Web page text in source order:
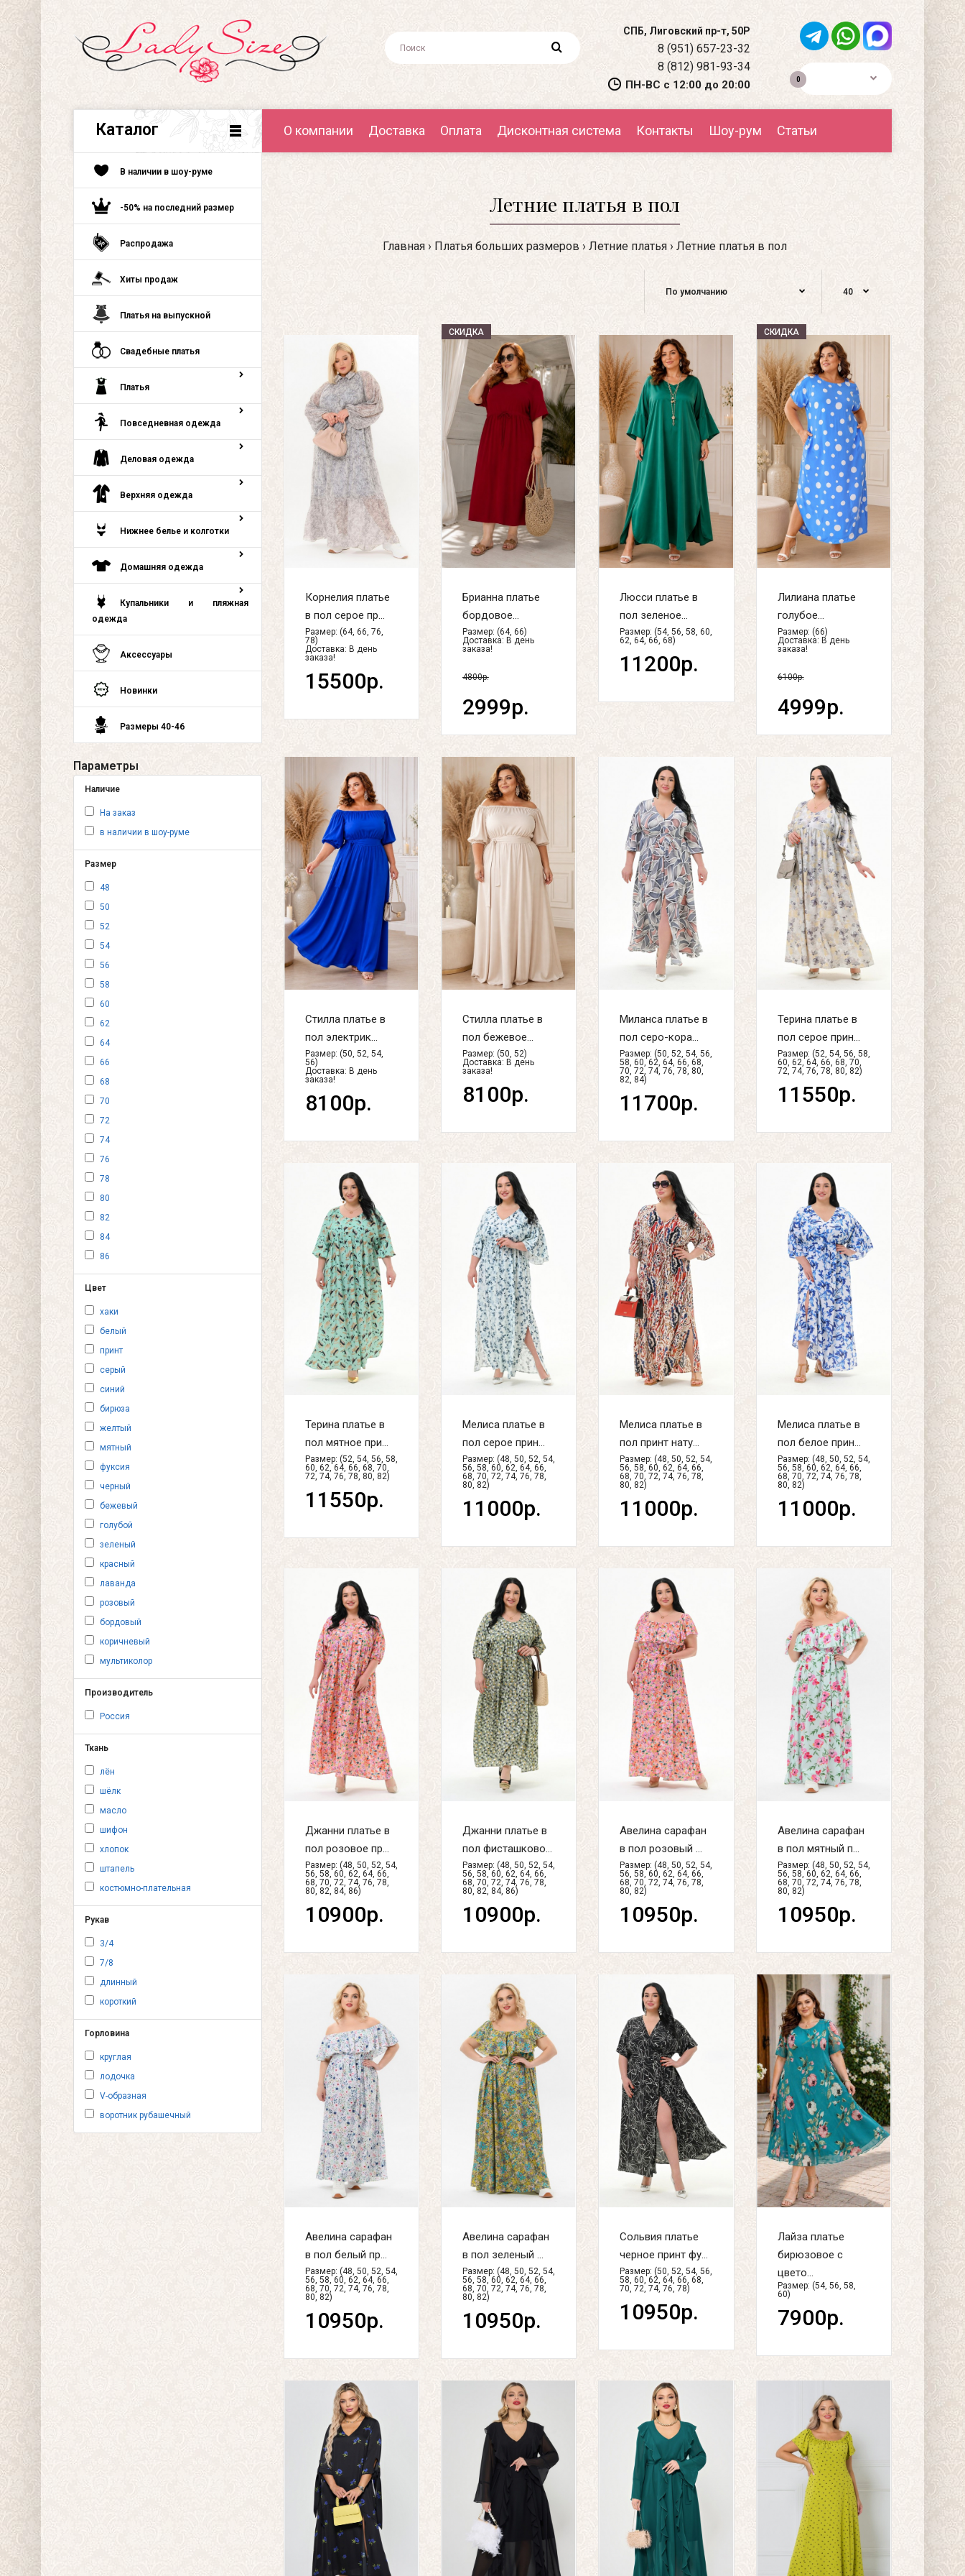
СПБ, Лиговский пр-т, 50Р
8 (951) 657-23-32
8 (812) 981-93-34
ПН-ВС с 12:00 до 20:00 0
Каталог
В наличии в шоу-руме
-50% на последний размер
Распродажа
Хиты продаж
Платья на выпускной
Свадебные платья
Платья
Повседневная одежда
Деловая одежда
Верхняя одежда
Нижнее белье и колготки
Домашняя одежда
Купальники и пляжная
одежда
Аксессуары
Новинки
Размеры 40-46
О компании Доставка Оплата Дисконтная система Контакты Шоу-рум Статьи
Летние платья в пол
Главная Платья больших размеров Летние платья Летние платья в пол
Параметры
Наличие
На заказ
в наличии в шоу-руме
Размер
48
50
52
54
56
58
60
62
64
66
68
70
72
74
76
78
80
82
84
86
Цвет
хаки
белый
принт
серый
синий
бирюза
желтый
мятный
фуксия
черный
бежевый
голубой
зеленый
красный
лаванда
розовый
бордовый
коричневый
мультиколор
Производитель
Россия
Ткань
лён
шёлк
масло
шифон
хлопок
штапель
костюмно-плательная
Рукав
3/4
7/8
длинный
короткий
Горловина
круглая
лодочка
V-образная
воротник рубашечный
Корнелия платье
в пол серое пр...
Размер: (64, 66, 76,
78)
Доставка: В день
заказа!
15500р.
СКИДКА
Брианна платье
бордовое...
Размер: (64, 66)
Доставка: В день
заказа!
4800р.
2999р.
Люсси платье в
пол зеленое...
Размер: (54, 56, 58, 60,
62, 64, 66, 68)
11200р.
СКИДКА
Лилиана платье
голубое...
Размер: (66)
Доставка: В день
заказа!
6100р.
4999р.
Стилла платье в
пол электрик...
Размер: (50, 52, 54,
56)
Доставка: В день
заказа!
8100р.
Стилла платье в
пол бежевое...
Размер: (50, 52)
Доставка: В день
заказа!
8100р.
Миланса платье в
пол серо-кора...
Размер: (50, 52, 54, 56,
58, 60, 62, 64, 66, 68,
70, 72, 74, 76, 78, 80,
82, 84)
11700р.
Терина платье в
пол серое прин...
Размер: (52, 54, 56, 58,
60, 62, 64, 66, 68, 70,
72, 74, 76, 78, 80, 82)
11550р.
Терина платье в
пол мятное при...
Размер: (52, 54, 56, 58,
60, 62, 64, 66, 68, 70,
72, 74, 76, 78, 80, 82)
11550р.
Мелиса платье в
пол серое прин...
Размер: (48, 50, 52, 54,
56, 58, 60, 62, 64, 66,
68, 70, 72, 74, 76, 78,
80, 82)
11000р.
Мелиса платье в
пол принт нату...
Размер: (48, 50, 52, 54,
56, 58, 60, 62, 64, 66,
68, 70, 72, 74, 76, 78,
80, 82)
11000р.
Мелиса платье в
пол белое прин...
Размер: (48, 50, 52, 54,
56, 58, 60, 62, 64, 66,
68, 70, 72, 74, 76, 78,
80, 82)
11000р.
Джанни платье в
пол розовое пр...
Размер: (48, 50, 52, 54,
56, 58, 60, 62, 64, 66,
68, 70, 72, 74, 76, 78,
80, 82, 84, 86)
10900р.
Джанни платье в
пол фисташково...
Размер: (48, 50, 52, 54,
56, 58, 60, 62, 64, 66,
68, 70, 72, 74, 76, 78,
80, 82, 84, 86)
10900р.
Авелина сарафан
в пол розовый ...
Размер: (48, 50, 52, 54,
56, 58, 60, 62, 64, 66,
68, 70, 72, 74, 76, 78,
80, 82)
10950р.
Авелина сарафан
в пол мятный п...
Размер: (48, 50, 52, 54,
56, 58, 60, 62, 64, 66,
68, 70, 72, 74, 76, 78,
80, 82)
10950р.
Авелина сарафан
в пол белый пр...
Размер: (48, 50, 52, 54,
56, 58, 60, 62, 64, 66,
68, 70, 72, 74, 76, 78,
80, 82)
10950р.
Авелина сарафан
в пол зеленый ...
Размер: (48, 50, 52, 54,
56, 58, 60, 62, 64, 66,
68, 70, 72, 74, 76, 78,
80, 82)
10950р.
Сольвия платье
черное принт фу...
Размер: (50, 52, 54, 56,
58, 60, 62, 64, 66, 68,
70, 72, 74, 76, 78)
10950р.
Лайза платье
бирюзовое с
цвето...
Размер: (54, 56, 58,
60)
7900р.